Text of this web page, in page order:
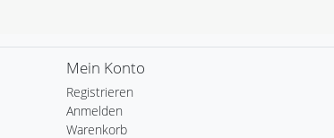
Mein Konto
Registrieren
Anmelden
Warenkorb